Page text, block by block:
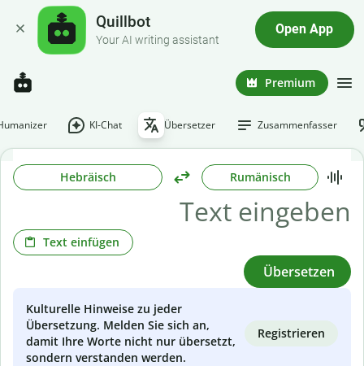
Quillbot
Your AI writing assistant
Open App
Premium
KI-Chat Übersetzer Zusammenfasser
Hebräisch Rumänisch
Text einfügen
Übersetzen
Kulturelle Hinweise zu jeder
Übersetzung. Melden Sie sich an,
damit Ihre Worte nicht nur übersetzt,
sondern verstanden werden.
Registrieren